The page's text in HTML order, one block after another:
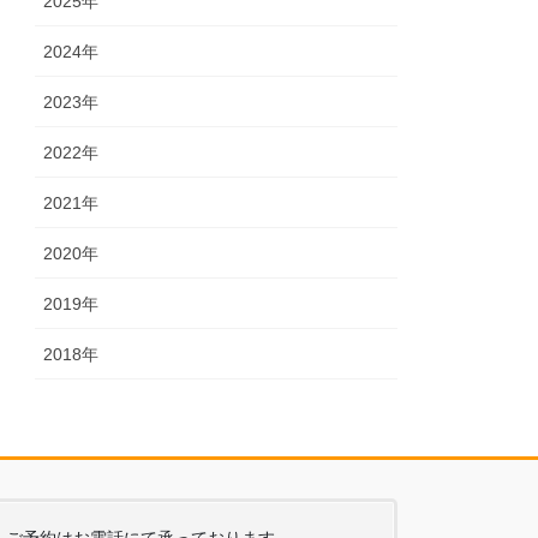
2024年
2023年
2022年
2021年
2020年
2019年
2018年